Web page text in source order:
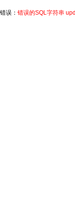
错误： 错误的SQL字符串